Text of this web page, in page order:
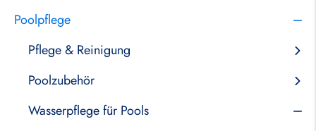
Poolpflege
Pflege & Reinigung
Poolzubehör
Wasserpflege für Pools